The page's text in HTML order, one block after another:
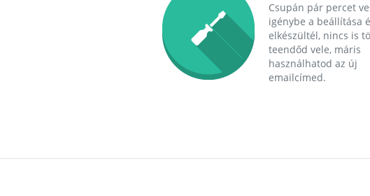
Csupán pár percet
igénybe a beállítása
elkészültél, nincs is
teendőd vele, máris
használhatod az új
emailcímed.